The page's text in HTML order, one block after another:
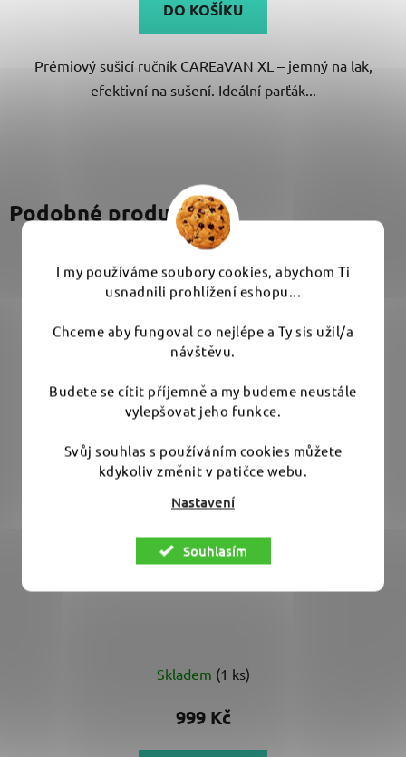
I my používáme soubory cookies, abychom Ti
usnadnili prohlížení eshopu...
Chceme aby fungoval co nejlépe a Ty sis užil/a
návštěvu.
Budete se cítit příjemně a my budeme neustále
vylepšovat jeho funkce.
Svůj souhlas s používáním cookies můžete
kdykoliv změnit v patičce webu.
Nastavení
Souhlasím
z
hvězdiček.
DO KOŠÍKU
Prémiový sušicí ručník CAREaVAN XL – jemný na lak,
efektivní na sušení. Ideální parťák...
Podobné produkty
hodnocení
produktu
Skladem (1 ks)
999 Kč